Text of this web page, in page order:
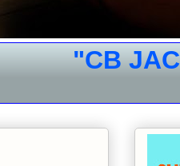
"CB JACA"